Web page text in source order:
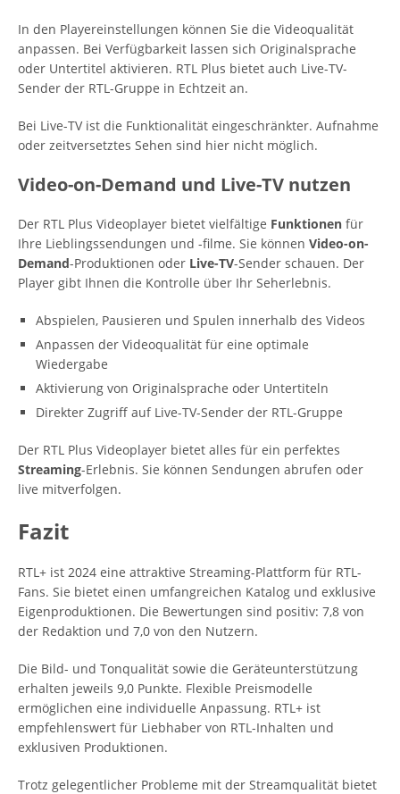
In den Playereinstellungen können Sie die Videoqualität
anpassen. Bei Verfügbarkeit lassen sich Originalsprache
oder Untertitel aktivieren. RTL Plus bietet auch Live-TV-
Sender der RTL-Gruppe in Echtzeit an.
Bei Live-TV ist die Funktionalität eingeschränkter. Aufnahme
oder zeitversetztes Sehen sind hier nicht möglich.
Video-on-Demand und Live-TV nutzen
Der RTL Plus Videoplayer bietet vielfältige Funktionen für
Ihre Lieblingssendungen und -filme. Sie können Video-on-
Demand-Produktionen oder Live-TV-Sender schauen. Der
Player gibt Ihnen die Kontrolle über Ihr Seherlebnis.
Abspielen, Pausieren und Spulen innerhalb des Videos
Anpassen der Videoqualität für eine optimale
Wiedergabe
Aktivierung von Originalsprache oder Untertiteln
Direkter Zugriff auf Live-TV-Sender der RTL-Gruppe
Der RTL Plus Videoplayer bietet alles für ein perfektes
Streaming-Erlebnis. Sie können Sendungen abrufen oder
live mitverfolgen.
Fazit
RTL+ ist 2024 eine attraktive Streaming-Plattform für RTL-
Fans. Sie bietet einen umfangreichen Katalog und exklusive
Eigenproduktionen. Die Bewertungen sind positiv: 7,8 von
der Redaktion und 7,0 von den Nutzern.
Die Bild- und Tonqualität sowie die Geräteunterstützung
erhalten jeweils 9,0 Punkte. Flexible Preismodelle
ermöglichen eine individuelle Anpassung. RTL+ ist
empfehlenswert für Liebhaber von RTL-Inhalten und
exklusiven Produktionen.
Trotz gelegentlicher Probleme mit der Streamqualität bietet